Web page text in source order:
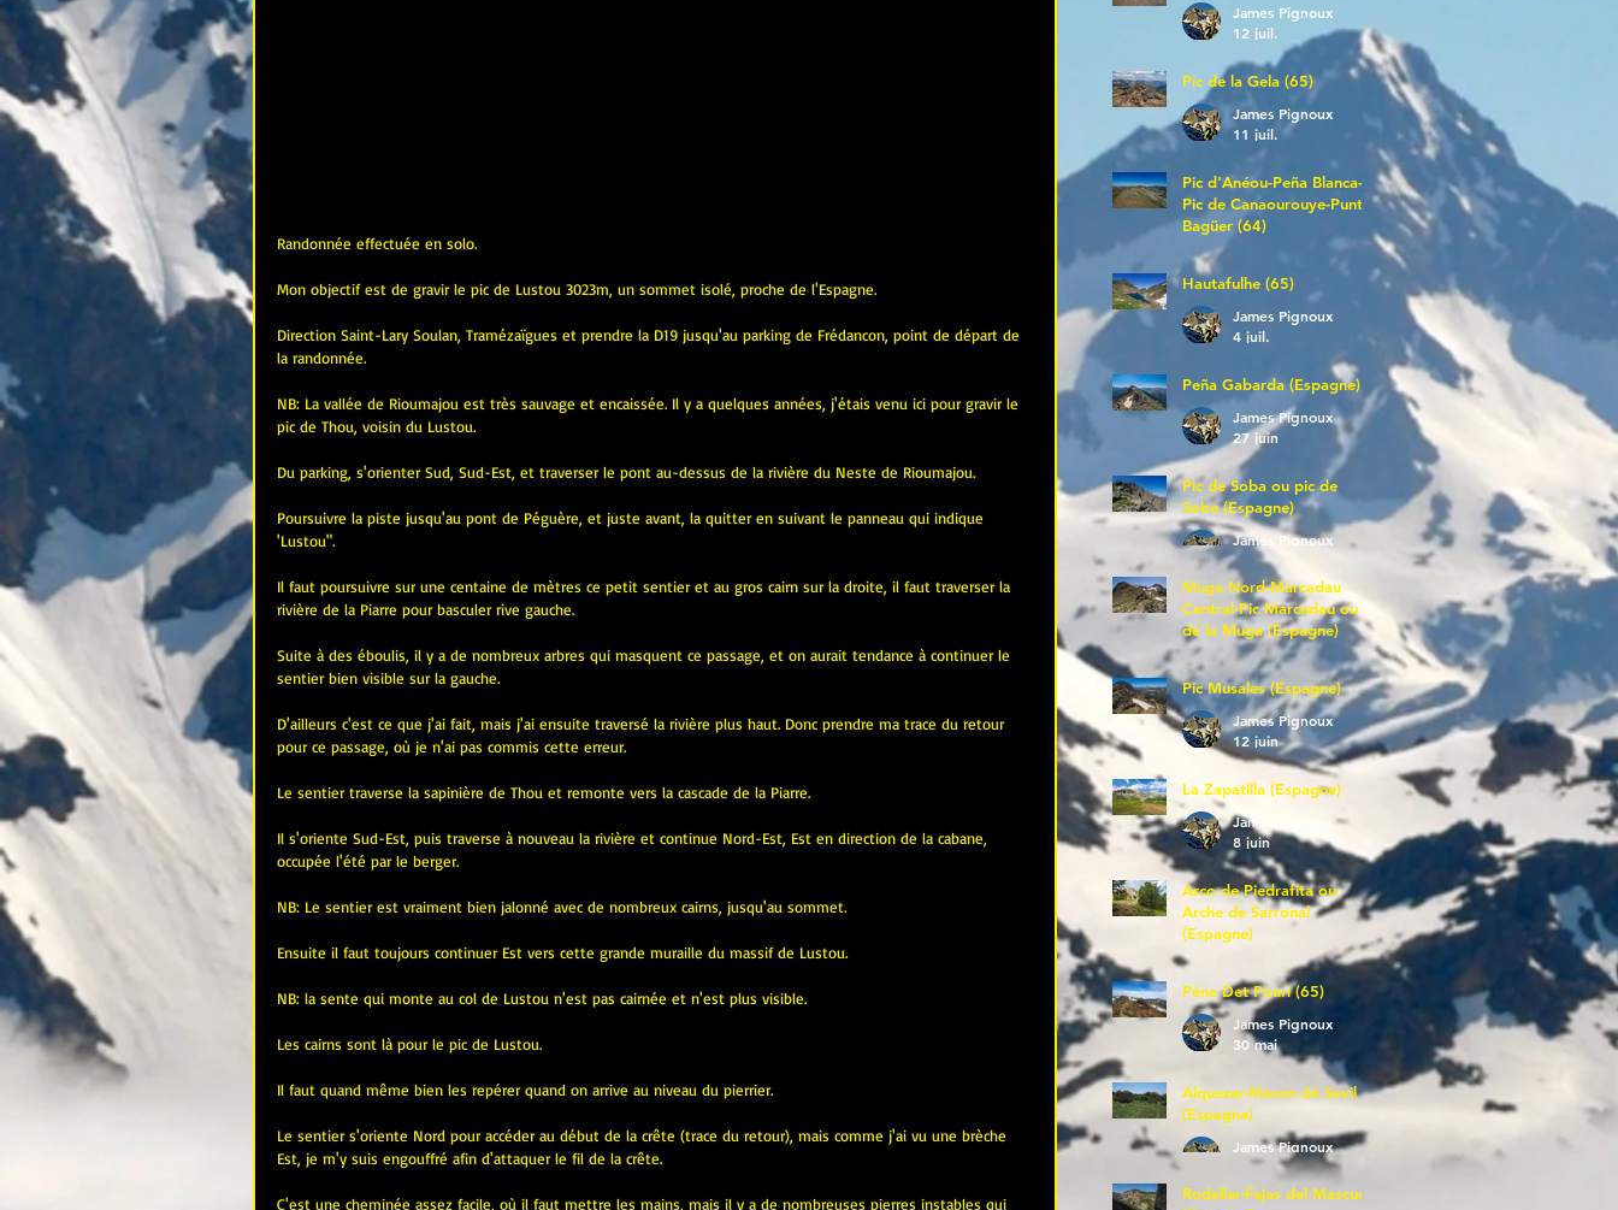
Randonnée effectuée en solo.
Mon objectif est de gravir le pic de Lustou 3023m, un sommet isolé, proche de l'Espagne.
Direction Saint-Lary Soulan, Tramézaïgues et prendre la D19 jusqu'au parking de Frédancon, point de départ de
la randonnée.
NB: La vallée de Rioumajou est très sauvage et encaissée. Il y a quelques années, j'étais venu ici pour gravir le
pic de Thou, voisin du Lustou.
Du parking, s'orienter Sud, Sud-Est, et traverser le pont au-dessus de la rivière du Neste de Rioumajou.
Poursuivre la piste jusqu'au pont de Péguère, et juste avant, la quitter en suivant le panneau qui indique
'Lustou".
Il faut poursuivre sur une centaine de mètres ce petit sentier et au gros cairn sur la droite, il faut traverser la
rivière de la Piarre pour basculer rive gauche.
Suite à des éboulis, il y a de nombreux arbres qui masquent ce passage, et on aurait tendance à continuer le
sentier bien visible sur la gauche.
D'ailleurs c'est ce que j'ai fait, mais j'ai ensuite traversé la rivière plus haut. Donc prendre ma trace du retour
pour ce passage, où je n'ai pas commis cette erreur.
Le sentier traverse la sapinière de Thou et remonte vers la cascade de la Piarre.
Il s'oriente Sud-Est, puis traverse à nouveau la rivière et continue Nord-Est, Est en direction de la cabane,
occupée l'été par le berger.
NB: Le sentier est vraiment bien jalonné avec de nombreux cairns, jusqu'au sommet.
Ensuite il faut toujours continuer Est vers cette grande muraille du massif de Lustou.
NB: la sente qui monte au col de Lustou n'est pas cairnée et n'est plus visible.
Les cairns sont là pour le pic de Lustou.
Il faut quand même bien les repérer quand on arrive au niveau du pierrier.
Le sentier s'oriente Nord pour accéder au début de la crête (trace du retour), mais comme j'ai vu une brèche
Est, je m'y suis engouffré afin d'attaquer le fil de la crête.
C'est une cheminée assez facile, où il faut mettre les mains, mais il y a de nombreuses pierres instables qui
James Pignoux
12 juil.
Pic de la Gela (65)
James Pignoux
11 juil.
Pic d'Anéou-Peña Blanca-
Pic de Canaourouye-Punta
Bagüer (64)
5 juil.
Hautafulhe (65)
James Pignoux
4 juil.
Peña Gabarda (Espagne)
James Pignoux
27 juin
Pic de Soba ou pic de
Sobe (Espagne)
James Pignoux
25 juin
Muga Nord-Marcadau
Central-Pic Marcadau ou
de la Muga (Espagne)
James Pignoux
21 juin
Pic Musales (Espagne)
James Pignoux
12 juin
La Zapatilla (Espagne)
James Pignoux
8 juin
Arco de Piedrafita ou
Arche de Sarronal
(Espagne)
James Pignoux
7 juin
Pène Det Pouri (65)
James Pignoux
30 mai
Alquezar-Meson de Sevil
(Espagne)
James Pignoux
25 mai
Rodellar-Fajas del Mascun